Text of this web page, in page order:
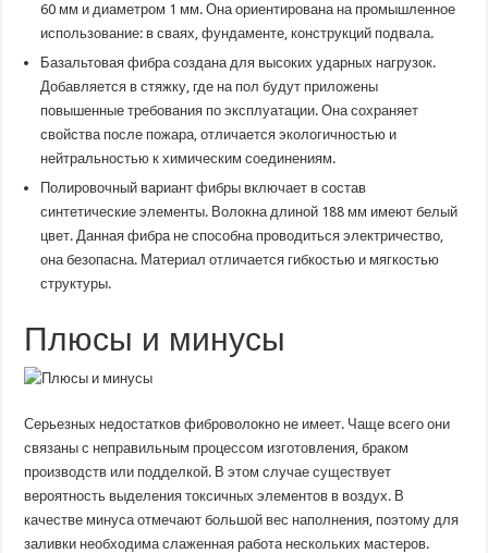
60 мм и диаметром 1 мм. Она ориентирована на промышленное
использование: в сваях, фундаменте, конструкций подвала.
Базальтовая фибра создана для высоких ударных нагрузок.
Добавляется в стяжку, где на пол будут приложены
повышенные требования по эксплуатации. Она сохраняет
свойства после пожара, отличается экологичностью и
нейтральностью к химическим соединениям.
Полировочный вариант фибры включает в состав
синтетические элементы. Волокна длиной 188 мм имеют белый
цвет. Данная фибра не способна проводиться электричество,
она безопасна. Материал отличается гибкостью и мягкостью
структуры.
Плюсы и минусы
Серьезных недостатков фиброволокно не имеет. Чаще всего они
связаны с неправильным процессом изготовления, браком
производств или подделкой. В этом случае существует
вероятность выделения токсичных элементов в воздух. В
качестве минуса отмечают большой вес наполнения, поэтому для
заливки необходима слаженная работа нескольких мастеров.